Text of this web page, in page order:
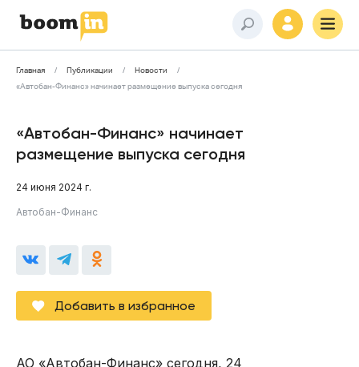
Главная Публикации
Новости
«Автобан-Финанс» начинает размещение выпуска сегодня
«Автобан-Финанс» начинает
размещение выпуска сегодня
24 июня 2024 г.
Автобан-Финанс
Добавить в избранное
АО «Автобан-Финанс» сегодня, 24